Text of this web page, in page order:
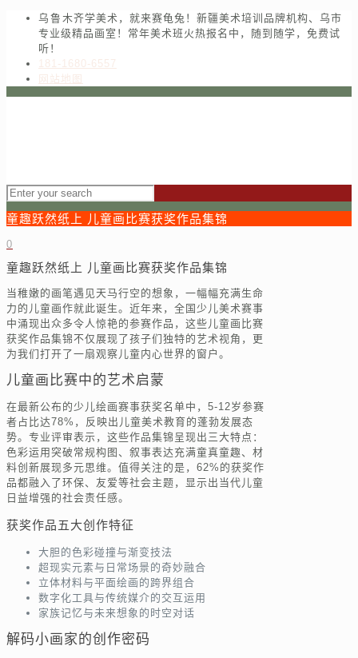
乌鲁木齐学美术，就来赛龟兔！新疆美术培训品牌机构、乌市
专业级精品画室！常年美术班火热报名中，随到随学，免费试
听！
181-1680-6557
网站地图
童趣跃然纸上 儿童画比赛获奖作品集锦
0
童趣跃然纸上 儿童画比赛获奖作品集锦
当稚嫩的画笔遇见天马行空的想象，一幅幅充满生命
力的儿童画作就此诞生。近年来，全国少儿美术赛事
中涌现出众多令人惊艳的参赛作品，这些儿童画比赛
获奖作品集锦不仅展现了孩子们独特的艺术视角，更
为我们打开了一扇观察儿童内心世界的窗户。
儿童画比赛中的艺术启蒙
在最新公布的少儿绘画赛事获奖名单中，5-12岁参赛
者占比达78%，反映出儿童美术教育的蓬勃发展态
势。专业评审表示，这些作品集锦呈现出三大特点：
色彩运用突破常规构图、叙事表达充满童真童趣、材
料创新展现多元思维。值得关注的是，62%的获奖作
品都融入了环保、友爱等社会主题，显示出当代儿童
日益增强的社会责任感。
获奖作品五大创作特征
大胆的色彩碰撞与渐变技法
超现实元素与日常场景的奇妙融合
立体材料与平面绘画的跨界组合
数字化工具与传统媒介的交互运用
家族记忆与未来想象的时空对话
解码小画家的创作密码